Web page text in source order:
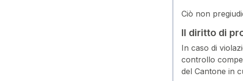
Ciò non
Il diritto di
In caso di
controllo
del Cantone in